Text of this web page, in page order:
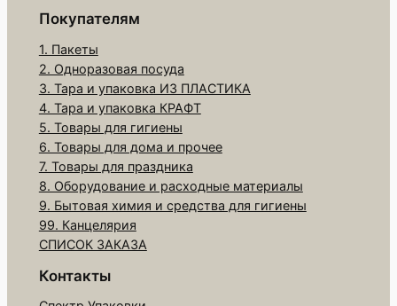
а
а
л
ф
е
т
к
а
а
ж
р
Покупателям
1. Пакеты
2. Одноразовая посуда
3. Тара и упаковка ИЗ ПЛАСТИКА
4. Тара и упаковка КРАФТ
5. Товары для гигиены
6. Товары для дома и прочее
7. Товары для праздника
8. Оборудование и расходные материалы
9. Бытовая химия и средства для гигиены
99. Канцелярия
СПИСОК ЗАКАЗА
Контакты